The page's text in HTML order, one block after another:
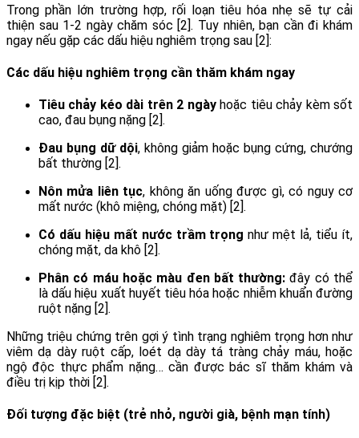
Trong phần lớn trường hợp, rối loạn tiêu hóa nhẹ sẽ tự cải
thiện sau 1-2 ngày chăm sóc [2]. Tuy nhiên, bạn cần đi khám
ngay nếu gặp các dấu hiệu nghiêm trọng sau [2]:
Các dấu hiệu nghiêm trọng cần thăm khám ngay
Tiêu chảy kéo dài trên 2 ngàyhoặc tiêu chảy kèm sốt
cao, đau bụng nặng [2].
Đau bụng dữ dội, không giảm hoặc bụng cứng, chướng
bất thường [2].
Nôn mửa liên tục, không ăn uống được gì, có nguy cơ
mất nước (khô miệng, chóng mặt) [2].
Có dấu hiệu mất nước trầm trọng như mệt lả, tiểu ít,
chóng mặt, da khô [2].
Phân có máu hoặc màu đen bất thường: đây có thể
là dấu hiệu xuất huyết tiêu hóa hoặc nhiễm khuẩn đường
ruột nặng [2].
Những triệu chứng trên gợi ý tình trạng nghiêm trọng hơn như
viêm dạ dày ruột cấp, loét dạ dày tá tràng chảy máu, hoặc
ngộ độc thực phẩm nặng… cần được bác sĩ thăm khám và
điều trị kịp thời [2].
Đối tượng đặc biệt (trẻ nhỏ, người già, bệnh mạn tính)